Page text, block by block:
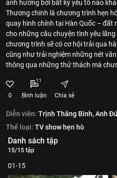
ảnh hưởng bởi bất kỳ yếu tố nào
Thương chính là chương trình hẹn
quay hình chính tại Hàn Quốc – đất
cho những câu chuyện tình yêu
chương trình sẽ có cơ hội trải qua
cũng như trải nghiệm những nét
thông qua những thử thách mà
0
11
Bình luận Chia sẻ
Diễn viên: Trịnh Thăng Bình,Anh
Thể loại: TV show hẹn hò
Danh sách tập
15/15 tập
01-15